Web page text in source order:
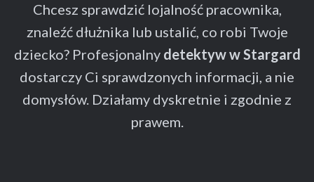
Chcesz sprawdzić lojalność pracownika,
znaleźć dłużnika lub ustalić, co robi Twoje
dziecko? Profesjonalny detektyw w Stargard
dostarczy Ci sprawdzonych informacji, a nie
domysłów. Działamy dyskretnie i zgodnie z
prawem.